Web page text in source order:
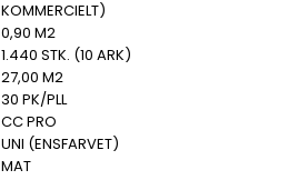
KOMMERCIELT)
0,90 M2
1.440 STK. (10 ARK)
27,00 M2
30 PK/PLL
CC PRO
UNI (ENSFARVET)
MAT